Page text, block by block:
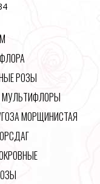
РОЗЫ
МУЛЬТИФЛОРЫ
МОРЩИНИСТАЯ